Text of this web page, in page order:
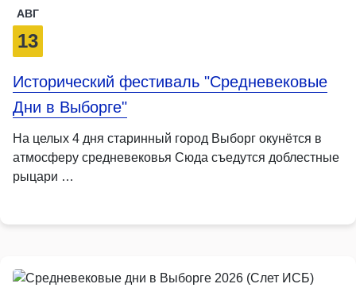
АВГ
13
Исторический фестиваль "Средневековые
Дни в Выборге"
На целых 4 дня старинный город Выборг окунётся в
атмосферу средневековья Сюда съедутся доблестные
рыцари …